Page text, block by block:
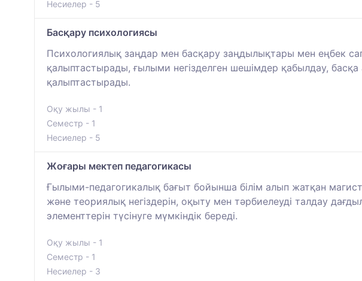
Несиелер - 5
Басқару психологиясы
Психологиялық заңдар мен басқару заңдылықтары мен еңбек
қалыптастырады, ғылыми негізделген шешімдер қабылдау,
қалыптастырады.
Оқу жылы - 1
Семестр - 1
Несиелер - 5
Жоғары мектеп педагогикасы
Ғылыми-педагогикалық бағыт бойынша білім алып жатқан
және теориялық негіздерін, оқыту мен тәрбиелеуді талдау
элементтерін түсінуге мүмкіндік береді.
Оқу жылы - 1
Семестр - 1
Несиелер - 3